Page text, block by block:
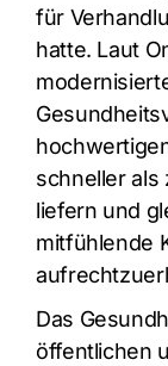
für
hatte. Laut
schneller als
liefern und
mitfühlende
Das
öffentlichen